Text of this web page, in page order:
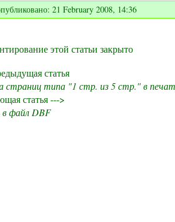
21 February 2008, 14:36
этой статьи закрыто
статья
страниц типа "1 стр. из 5 стр." в
статья --->
в файл DBF